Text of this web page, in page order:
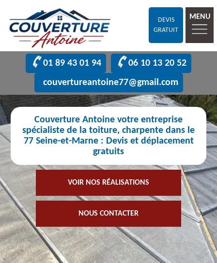
DEVIS
GRATUIT
MENU
01 89 43 01 94
06 10 13 20 52
couvertureantoine77@gmail.com
Couverture Antoine votre entreprise
spécialiste de la toiture, charpente dans le
77 Seine-et-Marne : Devis et déplacement
gratuits
VOIR NOS RÉALISATIONS
NOUS CONTACTER